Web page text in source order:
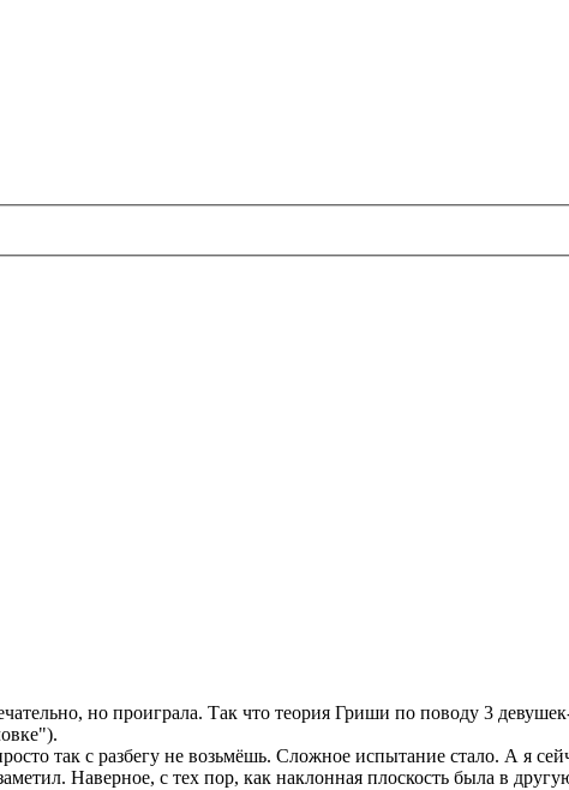
но проиграла. Так что теория Гриши по поводу 3
так с разбегу не возьмёшь. Сложное испытание стало. А я
Наверное, с тех пор, как наклонная плоскость была в